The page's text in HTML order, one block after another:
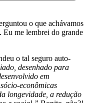
o que achávamos
me lembrei do grande
o tal seguro auto-
desenhado para
em
econômicas
longevidade, a redução